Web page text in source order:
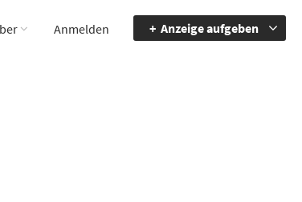
Anmelden Anzeige aufgeben